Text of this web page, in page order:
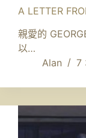
A LETTER
親愛的
以…
Alan
7